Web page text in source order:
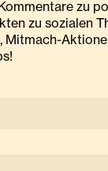
zu
zu sozialen
Mitmach-